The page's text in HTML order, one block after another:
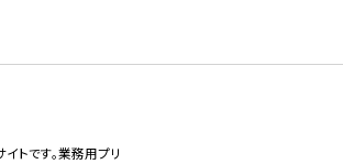
トです。業務用プリ